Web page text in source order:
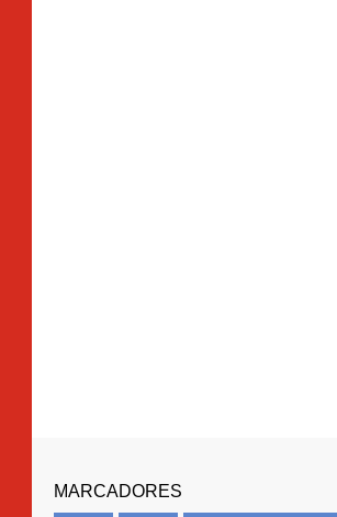
MARCADORES